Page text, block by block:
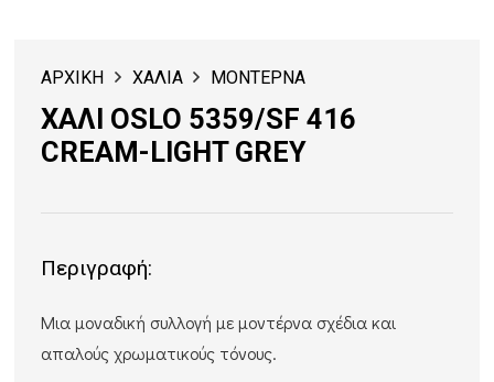
ΑΡΧΙΚΗ ΧΑΛΙΑ ΜΟΝΤΕΡΝΑ
ΧΑΛΙ OSLO 5359/SF 416
CREAM-LIGHT GREY
Περιγραφή:
Μια μοναδική συλλογή με μοντέρνα σχέδια και
απαλούς χρωματικούς τόνους.